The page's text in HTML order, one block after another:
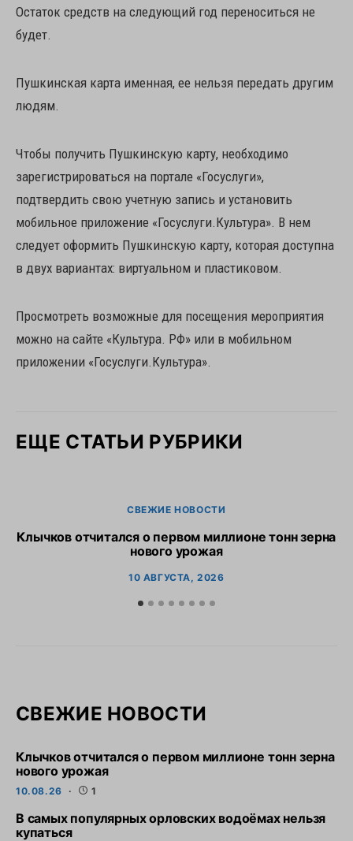
Остаток средств на следующий год переноситься не
будет.
Пушкинская карта именная, ее нельзя передать другим
людям.
Чтобы получить Пушкинскую карту, необходимо
зарегистрироваться на портале «Госуслуги»,
подтвердить свою учетную запись и установить
мобильное приложение «Госуслуги.Культура». В нем
следует оформить Пушкинскую карту, которая доступна
в двух вариантах: виртуальном и пластиковом.
Просмотреть возможные для посещения мероприятия
можно на сайте «Культура. РФ» или в мобильном
приложении «Госуслуги.Культура».
ЕЩЕ СТАТЬИ РУБРИКИ
СВЕЖИЕ НОВОСТИ
Клычков отчитался о первом миллионе тонн зерна
нового урожая
10 АВГУСТА, 2026
СВЕЖИЕ НОВОСТИ
Клычков отчитался о первом миллионе тонн зерна
нового урожая
10.08.26 1
В самых популярных орловских водоёмах нельзя
купаться